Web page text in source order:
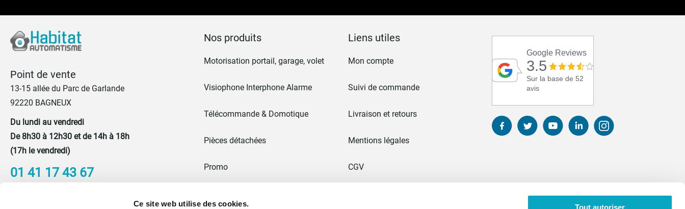
Ce site web utilise des cookies. Tout autoriser
:
Point de vente
13-15 allée du Parc de Garlande
92220 BAGNEUX
Du lundi au vendredi
De 8h30 à 12h30 et de 14h à 18h
(17h le vendredi)
01 41 17 43 67
Nos produits
Motorisation portail, garage, volet
Visiophone Interphone Alarme
Télécommande & Domotique
Pièces détachées
Promo
Liens utiles
Mon compte
Suivi de commande
Livraison et retours
Mentions légales
CGV
Google Reviews
3.5
Sur la base de 52
avis